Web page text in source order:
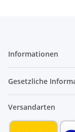
Informationen
Gesetzliche
Versandarten